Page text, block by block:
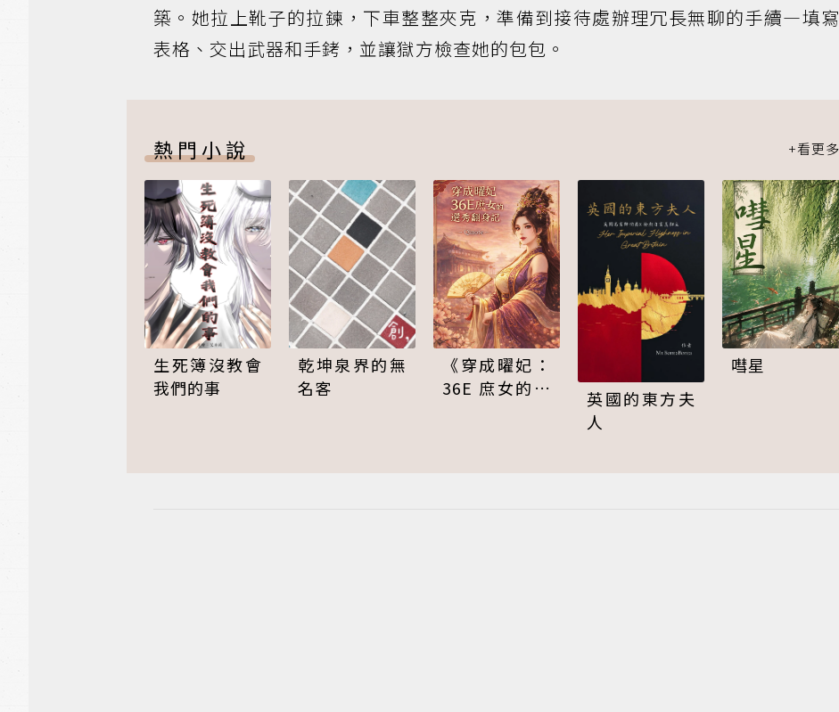
築。她拉上靴子的拉鍊，下車整整夾克，準備到接待處辦理冗長無聊的手續―填寫
表格、交出武器和手銬，並讓獄方檢查她的包包。
熱門小說
生死簿沒教會
我們的事
乾坤泉界的無
名客
《穿成曜妃：
36E 庶女的選
英國的東方夫
人
嘒星